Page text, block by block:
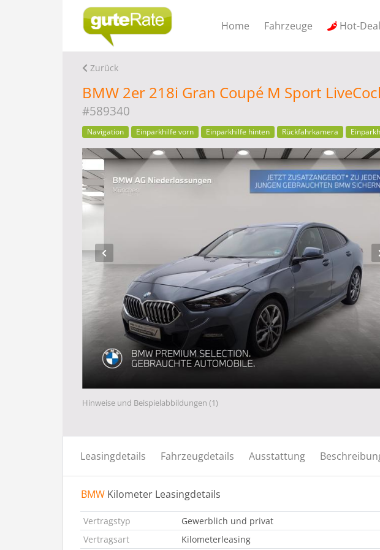
Home Fahrzeuge Hot-
Zurück
BMW 2er 218i Gran Coupé M Sport
#589340
Navigation Einparkhilfe vorn Einparkhilfe hinten Rückfahrkamera
Hinweise und Beispielabbildungen (1)
Leasingdetails Fahrzeugdetails Ausstattung
BMW Kilometer Leasingdetails
Vertragstyp
Gewerblich und privat
Vertragsart
Kilometerleasing